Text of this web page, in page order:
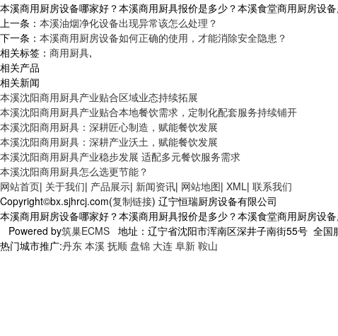
本溪商用厨房设备哪家好？本溪商用厨具报价是多少？本溪食堂商用厨房设
上一条： 本溪油烟净化设备出现异常该怎么处理？
下一条： 本溪商用厨房设备如何正确的使用，才能消除安全隐患？
相关标签： 商用厨具,
相关产品
相关新闻
本溪沈阳商用厨具产业贴合区域业态持续拓展
本溪沈阳商用厨具产业贴合本地餐饮需求，定制化配套服务持续铺开
本溪沈阳商用厨具：深耕匠心制造，赋能餐饮发展
本溪沈阳商用厨具：深耕产业沃土，赋能餐饮发展
本溪沈阳商用厨具产业稳步发展 适配多元餐饮服务需求
本溪沈阳商用厨具怎么选更节能？
网站首页| 关于我们| 产品展示| 新闻资讯| 网站地图| XML| 联系我们
Copyright©bx.sjhrcj.com(复制链接) 辽宁恒瑞厨房设备有限公司
本溪商用厨房设备哪家好？本溪商用厨具报价是多少？本溪食堂商用厨房设
Powered by筑巢ECMS 地址：辽宁省沈阳市浑南区深井子南街55号 全国
热门城市推广:丹东 本溪 抚顺 盘锦 大连 阜新 鞍山